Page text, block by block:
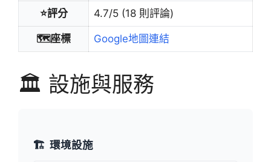
⭐評分 4.7/5 (18 則評論)
🗺️座標 Google地圖連結
🏛️ 設施與服務
🏗️ 環境設施